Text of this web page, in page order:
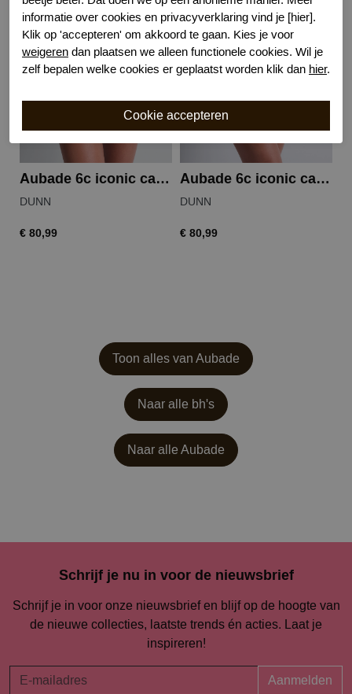
Aubade 6c iconic calypso hipster
DUNN
€ 80,99
Aubade 6c iconic calypso italiaanse slip
DUNN
€ 80,99
Toon alles van Aubade
Naar alle bh's
Naar alleAubade
Schrijf je nu in voor de nieuwsbrief
Schrijf je in voor onze nieuwsbrief en blijf op de hoogte van
de nieuwe collecties, laatste trends én acties. Laat je
inspireren!
Aanmelden
informatie over cookies en privacyverklaring vind je [hier].
Klik op 'accepteren' om akkoord te gaan. Kies je voor
weigeren dan plaatsen we alleen functionele cookies. Wil je
zelf bepalen welke cookies er geplaatst worden klik dan hier.